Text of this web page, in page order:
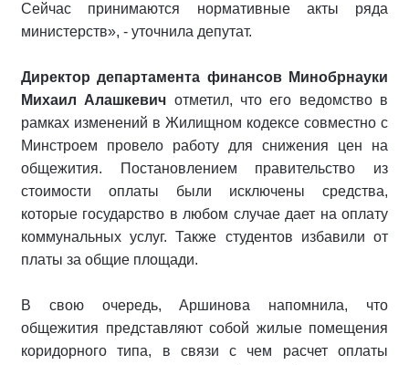
Сейчас принимаются нормативные акты ряда
министерств», - уточнила депутат.
Директор департамента финансов Минобрнауки
Михаил Алашкевич отметил, что его ведомство в
рамках изменений в Жилищном кодексе совместно с
Минстроем провело работу для снижения цен на
общежития. Постановлением правительство из
стоимости оплаты были исключены средства,
которые государство в любом случае дает на оплату
коммунальных услуг. Также студентов избавили от
платы за общие площади.
В свою очередь, Аршинова напомнила, что
общежития представляют собой жилые помещения
коридорного типа, в связи с чем расчет оплаты